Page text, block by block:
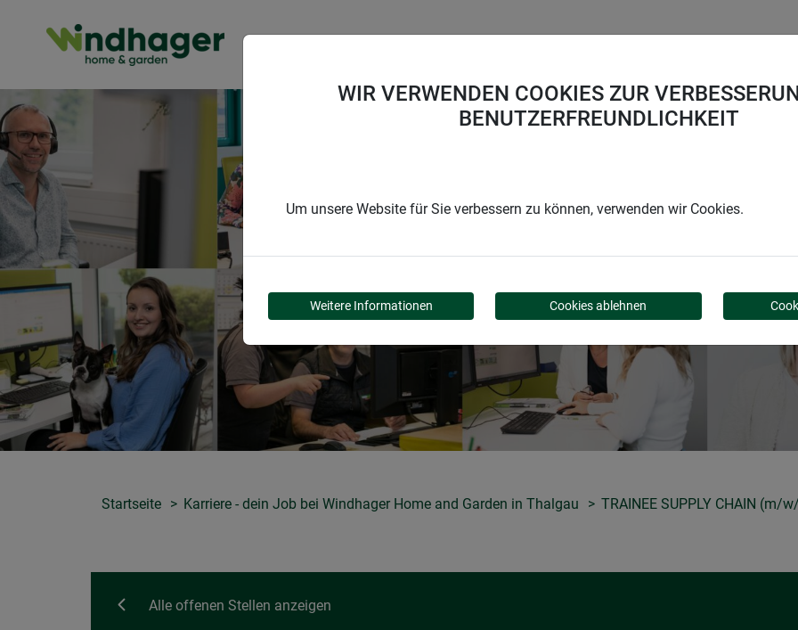
WERDE TEIL DES
WINDHAGER-TEAMS
Startseite Karriere - dein Job bei Windhager Home and Garden in Thalgau TRAINEE SUPPLY CHAIN (m/
Alle offenen Stellen anzeigen
WIR VERWENDEN COOKIES ZUR
BENUTZERFREUNDLICHKEIT
Um unsere Website für Sie verbessern zu können, verwenden wir Cookies.
Weitere Informationen Cookies ablehnen